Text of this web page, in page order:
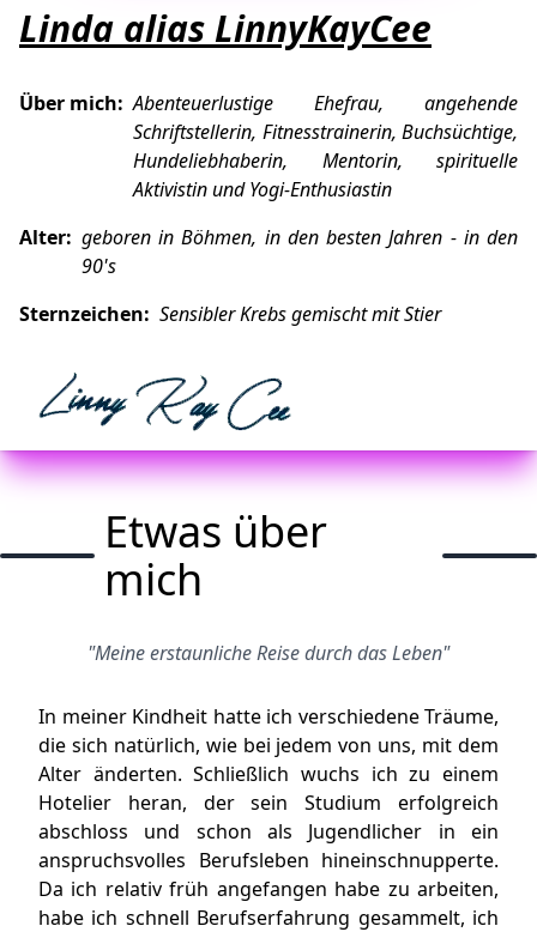
Linda alias LinnyKayCee
Über mich: Abenteuerlustige Ehefrau, angehende
Schriftstellerin, Fitnesstrainerin, Buchsüchtige,
Hundeliebhaberin, Mentorin, spirituelle
Aktivistin und Yogi-Enthusiastin
Alter: geboren in Böhmen, in den besten Jahren - in den
90's
Sternzeichen: Sensibler Krebs gemischt mit Stier
Etwas über
mich
"Meine erstaunliche Reise durch das Leben"
In meiner Kindheit hatte ich verschiedene Träume,
die sich natürlich, wie bei jedem von uns, mit dem
Alter änderten. Schließlich wuchs ich zu einem
Hotelier heran, der sein Studium erfolgreich
abschloss und schon als Jugendlicher in ein
anspruchsvolles Berufsleben hineinschnupperte.
Da ich relativ früh angefangen habe zu arbeiten,
habe ich schnell Berufserfahrung gesammelt, ich